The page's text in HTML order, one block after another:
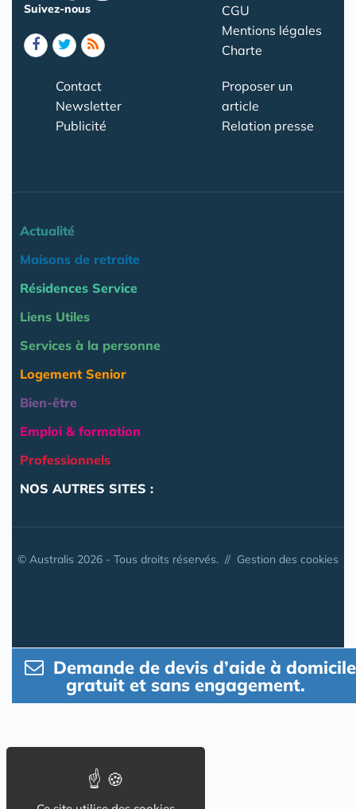
Suivez-nous
CGU
Mentions légales
Charte
Contact
Newsletter
Publicité
Proposer un
article
Relation presse
Actualité
Maisons de retraite
Résidences Service
Liens Utiles
Services à la personne
Logement Senior
Bien-être
Emploi & formation
Professionnels
NOS AUTRES SITES :
© Australis 2026 - Tous droits réservés. // Gestion des cookies
Demande de devis d’aide à domicile
gratuit et sans engagement.